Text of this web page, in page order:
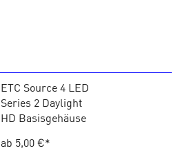
ETC Source 4 LED
Series 2 Daylight
HD Basisgehäuse
ab 5,00 €*